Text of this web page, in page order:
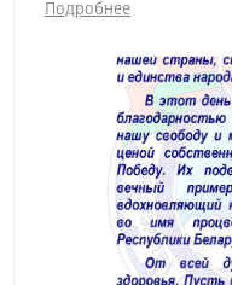
Подробнее